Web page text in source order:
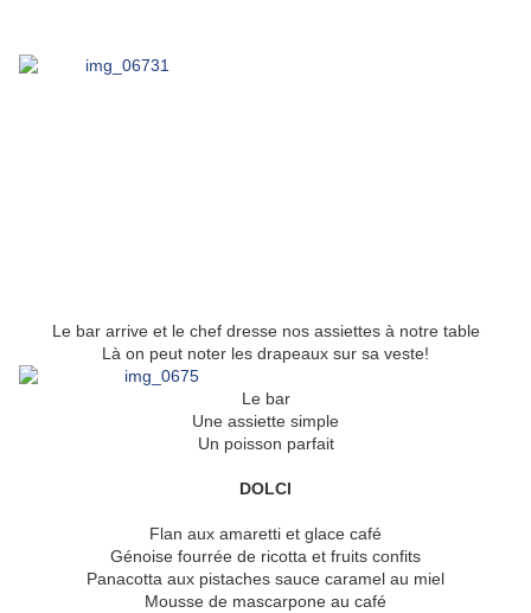
Le bar arrive et le chef dresse nos assiettes à notre table
Là on peut noter les drapeaux sur sa veste!
Le bar
Une assiette simple
Un poisson parfait
DOLCI
Flan aux amaretti et glace café
Génoise fourrée de ricotta et fruits confits
Panacotta aux pistaches sauce caramel au miel
Mousse de mascarpone au café